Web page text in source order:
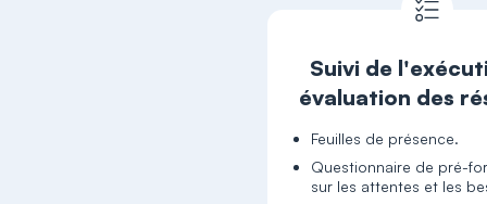
Suivi de
évaluation des
Feuilles de présence.
Questionnaire de pré-
sur les attentes et les